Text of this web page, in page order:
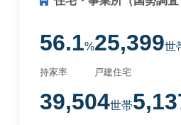
56.1%
持家率
25,399世
戸建住宅
39,504世帯